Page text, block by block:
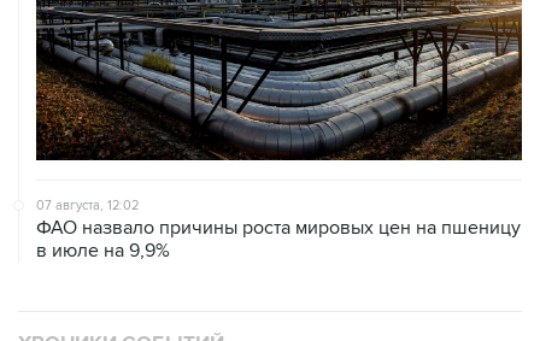
07 августа, 12:02
ФАО назвало причины роста мировых цен на пшеницу
в июле на 9,9%